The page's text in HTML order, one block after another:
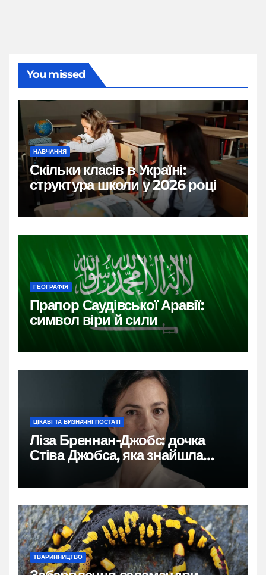
You missed
НАВЧАННЯ
Скільки класів в Україні:
структура школи у 2026 році
ГЕОГРАФІЯ
Прапор Саудівської Аравії:
символ віри й сили
ЦІКАВІ ТА ВИЗНАЧНІ ПОСТАТІ
Ліза Бреннан-Джобс: дочка
Стіва Джобса, яка знайшла
власний голос
ТВАРИННИЦТВО